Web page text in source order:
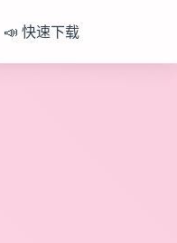
📣 快速下载